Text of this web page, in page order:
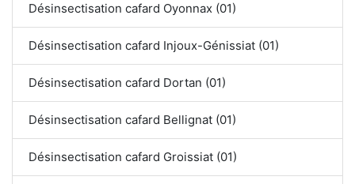
Désinsectisation cafard Oyonnax (01)
Désinsectisation cafard Injoux-Génissiat (01)
Désinsectisation cafard Dortan (01)
Désinsectisation cafard Bellignat (01)
Désinsectisation cafard Groissiat (01)